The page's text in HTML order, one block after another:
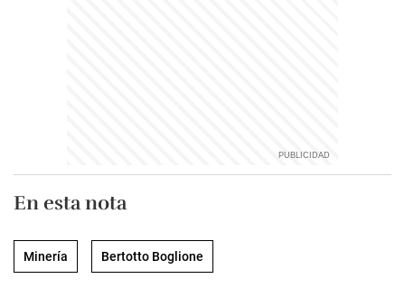
En esta nota
Minería Bertotto Boglione